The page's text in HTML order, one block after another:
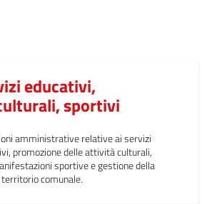
educativi,
sportivi
amministrative relative ai servizi
promozione delle attività culturali,
sportive e gestione della
comunale.